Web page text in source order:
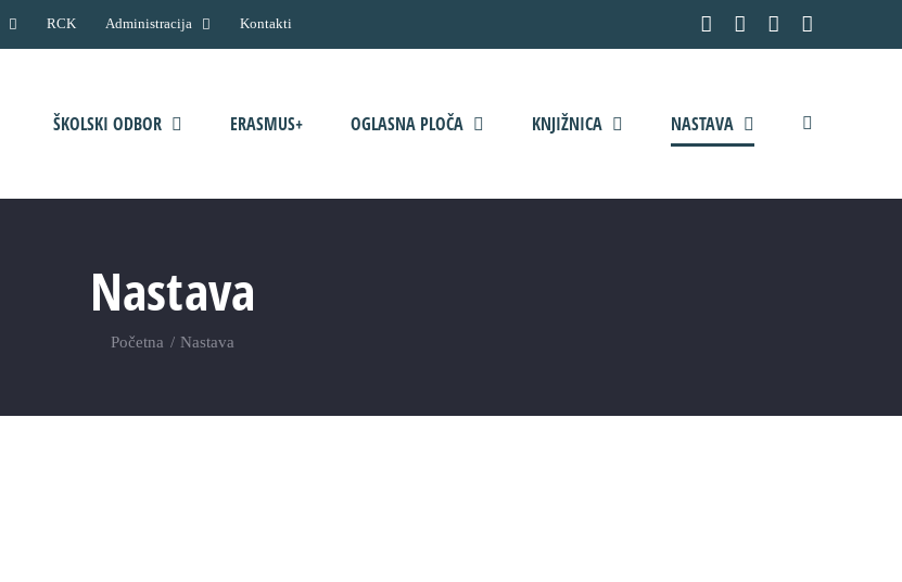
RCK Administracija Kontakti FacebookYouTube
ŠKOLSKI ODBOR ERASMUS+ OGLASNA PLOČA KNJIŽNICA NASTAVA
Nastava
Početna Nastava